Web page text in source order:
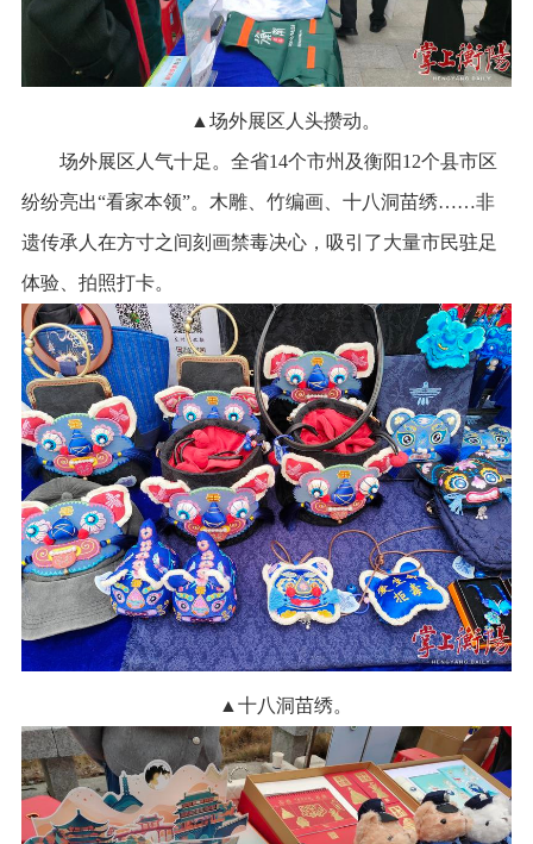
▲场外展区人头攒动。
场外展区人气十足。全省14个市州及衡阳12个县市区
纷纷亮出“看家本领”。木雕、竹编画、十八洞苗绣……非
遗传承人在方寸之间刻画禁毒决心，吸引了大量市民驻足
体验、拍照打卡。
▲十八洞苗绣。